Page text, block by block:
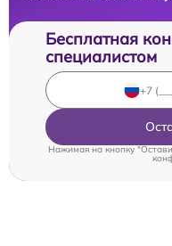
Бесплатная
специалистом
Нажимая на кнопку